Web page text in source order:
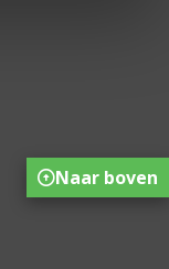
Naar boven